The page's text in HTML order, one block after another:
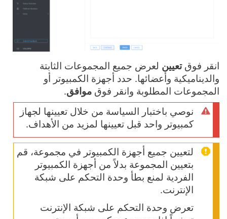
انقر فوقتعيين لعرض جميع المجموعات الثابتة
والديناميكية وأعضائها. حدد أجهزة الكمبيوتر أو
المجموعات المطلوبة وانقر فوق موافق.
نوصي باختبار السياسة من خلال تعيينها لجهاز
كمبيوتر واحد قبل تعيينها لمزيد من الأهداف.
لتعيين جميع أجهزة الكمبيوتر في مجموعة، قم
بتعيين المجموعة بدلاً من أجهزة الكمبيوتر
الفردية لمنع بطأ وحدة التحكم على شبكة
الإنترنت.
تعرض وحدة التحكم على شبكة الإنترنت